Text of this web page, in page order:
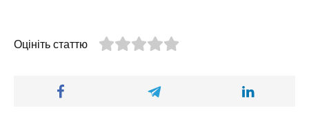
Оцініть статтю